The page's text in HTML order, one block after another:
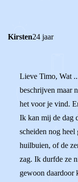
Kirsten24 jaar
Lieve Timo, Wat
beschrijven maar
het voor je vind.
Ik kan mij de dag
scheiden nog heel
huilbuien, of de
zag. Ik durfde ze
gewoon daardoor